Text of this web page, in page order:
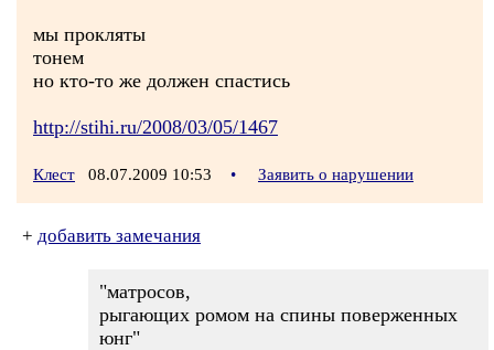
мы прокляты
тонем
но кто-то же должен спастись
http://stihi.ru/2008/03/05/1467
Клест 08.07.2009 10:53 • Заявить о нарушении
+ добавить замечания
"матросов,
рыгающих ромом на спины поверженных
юнг"